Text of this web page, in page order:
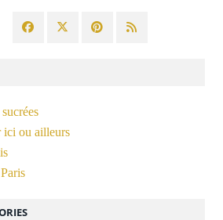
ici ou ailleurs